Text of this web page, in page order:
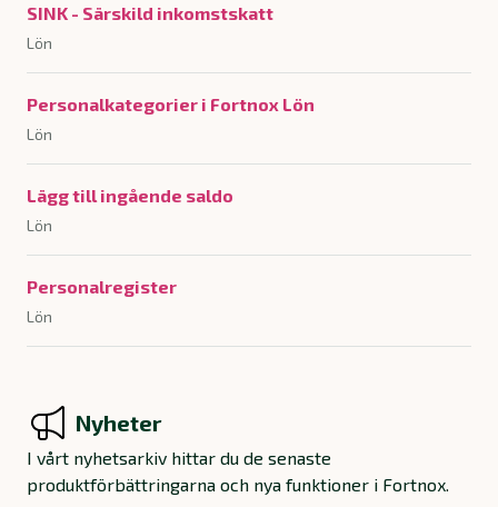
SINK - Särskild inkomstskatt
Lön
Personalkategorier i Fortnox Lön
Lön
Lägg till ingående saldo
Lön
Personalregister
Lön
Nyheter
I vårt nyhetsarkiv hittar du de senaste
produktförbättringarna och nya funktioner i Fortnox.